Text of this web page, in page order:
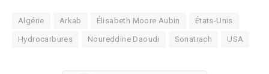
Algérie Arkab Élisabeth Moore Aubin États-Unis
Hydrocarbures Noureddine Daoudi Sonatrach USA